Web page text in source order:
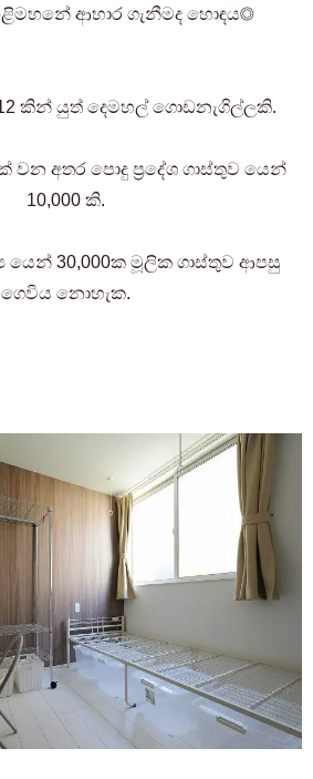
ආහාර ගැනීමද හොඳය◎
කින් යුත් දෙමහල් ගොඩනැගිල්ලකි.
වන අතර පොදු ප්‍රදේශ ගාස්තුව යෙන්
10,000 කි.
යෙන් 30,000ක මූලික ගාස්තුව ආපසු
ගෙවිය නොහැක.